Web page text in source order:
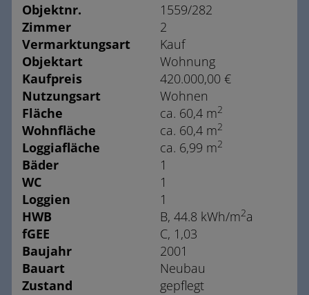
Objektnr.
1559/282
Zimmer
2
Vermarktungsart
Kauf
Objektart
Wohnung
Kaufpreis
420.000,00 €
Nutzungsart
Wohnen
Fläche
ca. 60,4 m2
Wohnfläche ca. 60,4 m2
Loggiafläche ca. 6,99 m2
Bäder
1
WC
1
Loggien
1
HWB
B, 44.8 kWh/m2a
fGEE
C, 1,03
Baujahr
2001
Bauart
Neubau
Zustand
gepflegt